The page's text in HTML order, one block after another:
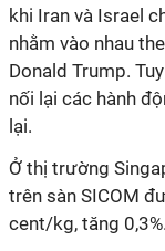
khi Iran và Israel
nhằm vào nhau
Donald Trump.
nối lại các hành
lại.
Ở thị trường
trên sàn SICOM
cent/kg, tăng 0,3%.